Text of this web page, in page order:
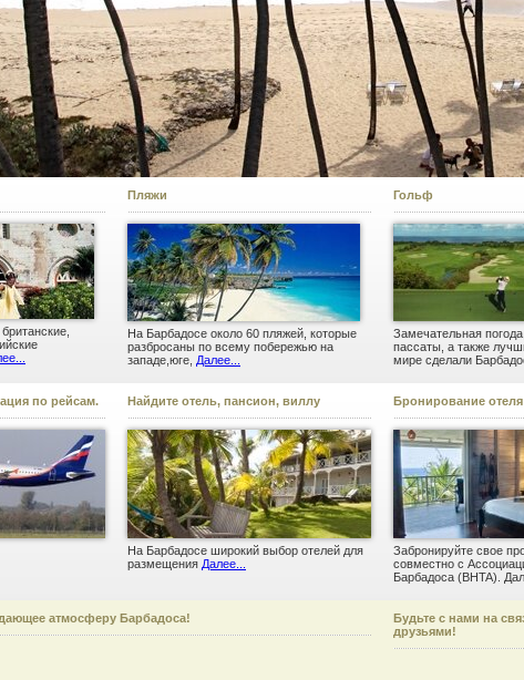
Пляжи
На Барбадосе около 60 пляжей, которые
разбросаны по всему побережью на
западе,юге, Далее...
Гольф
Замечательная
пассаты, а также
мире сделали
по рейсам. Найдите отель, пансион, виллу
На Барбадосе широкий выбор отелей для
размещения Далее...
Бронирование отеля
Забронируйте свое
совместно с
Барбадоса (BHTA).
атмосферу Барбадоса!
Будьте с нами на
друзьями!